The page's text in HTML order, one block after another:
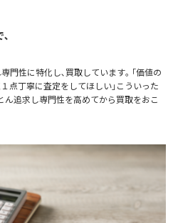
､
門性に特化し､買取しています｡ ｢価値の
点丁寧に査定をしてほしい｣こういった
ん追求し専門性を高めてから買取をおこ